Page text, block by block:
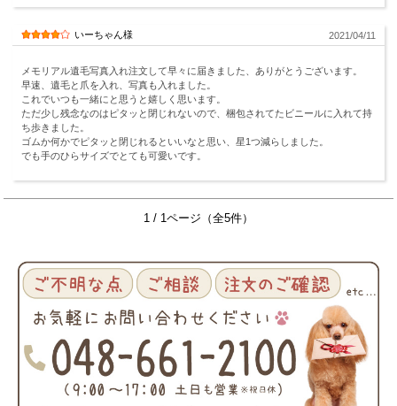
いーちゃん様 2021/04/11
メモリアル遺毛写真入れ注文して早々に届きました、ありがとうございます。
早速、遺毛と爪を入れ、写真も入れました。
これでいつも一緒にと思うと嬉しく思います。
ただ少し残念なのはピタッと閉じれないので、梱包されてたビニールに入れて持
ち歩きました。
ゴムか何かでピタッと閉じれるといいなと思い、星1つ減らしました。
でも手のひらサイズでとても可愛いです。
1 / 1ページ（全5件）